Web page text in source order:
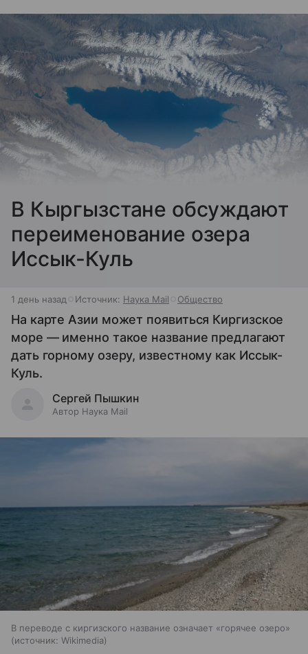
В Кыргызстане обсуждают
переименование озера
Иссык-Куль
1 день назад Источник: Наука Mail Общество
На карте Азии может появиться Киргизское
море — именно такое название предлагают
дать горному озеру, известному как Иссык-
Куль.
Сергей Пышкин
Автор Наука Mail
В переводе с киргизского название означает «горячее озеро»
источник: Wikimedia